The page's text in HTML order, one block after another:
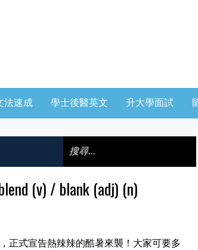
法速成 學士後醫英文 升大學面試
(v) / blank (adj) (n)
正式宣告熱辣辣的酷暑來襲！大家可要多